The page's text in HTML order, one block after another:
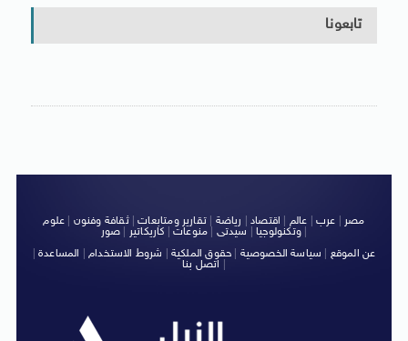
تابعونا
مصر عرب عالم اقتصاد رياضة |تقارير ومتابعات|ثقافة وفنون
علوم
وتكنولوجيا| سيدتى منوعات كاريكاتير صور
|
عن الموقع
سياسة الخصوصية حقوق الملكية شروط الاستخدام| المساعدة|
اتصل بنا